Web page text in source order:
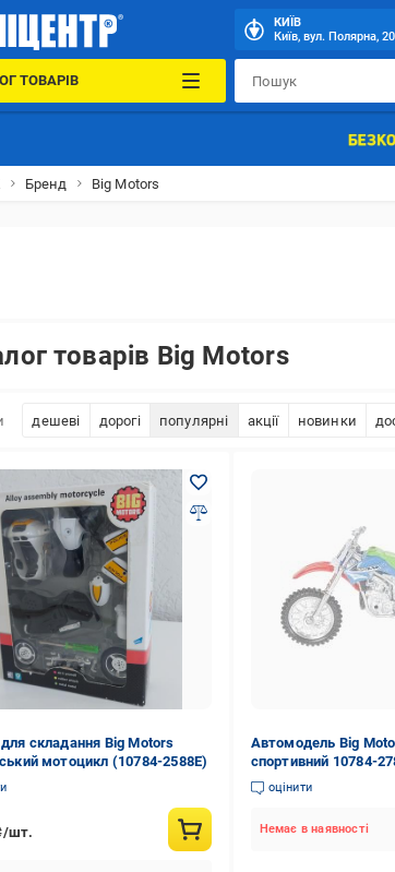
КИЇВ
Київ, вул. Полярна,
ТОВАРІВ
Бренд Big Motors
товарів Big Motors
дешеві дорогі популярні акції новинки
складання Big Motors
мотоцикл (10784-2588E)
шт.
Автомодель Big
спортивний 10784-
оцінити
Немає в наявності